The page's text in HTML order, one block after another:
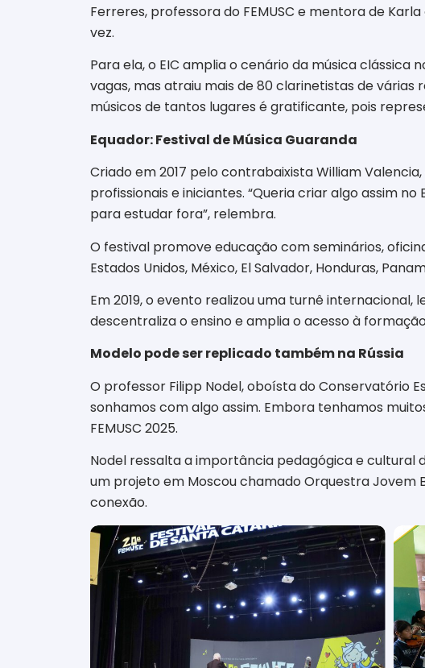
Ferreres, professora do FEMUSC e mentora de
vez.
Para ela, o EIC amplia o cenário da música clássica
vagas, mas atraiu mais de 80 clarinetistas de
músicos de tantos lugares é gratificante, pois
Equador: Festival de Música Guaranda
Criado em 2017 pelo contrabaixista William
profissionais e iniciantes. “Queria criar algo assim
para estudar fora”, relembra.
O festival promove educação com seminários,
Estados Unidos, México, El Salvador, Honduras,
Em 2019, o evento realizou uma turnê internacional,
descentraliza o ensino e amplia o acesso à
Modelo pode ser replicado também na Rússia
O professor Filipp Nodel, oboísta do Conservatório
sonhamos com algo assim. Embora tenhamos
FEMUSC 2025.
Nodel ressalta a importância pedagógica e
um projeto em Moscou chamado Orquestra Jovem
conexão.